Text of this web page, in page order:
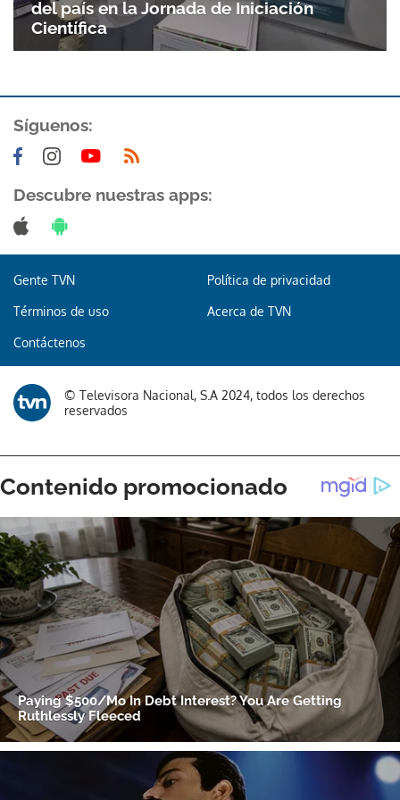
del país en la Jornada de Iniciación
Científica
Síguenos:
Descubre nuestras apps:
Gente TVN Política de privacidad
Términos de uso Acerca de TVN
Contáctenos
© Televisora Nacional, S.A 2024, todos los derechos
reservados